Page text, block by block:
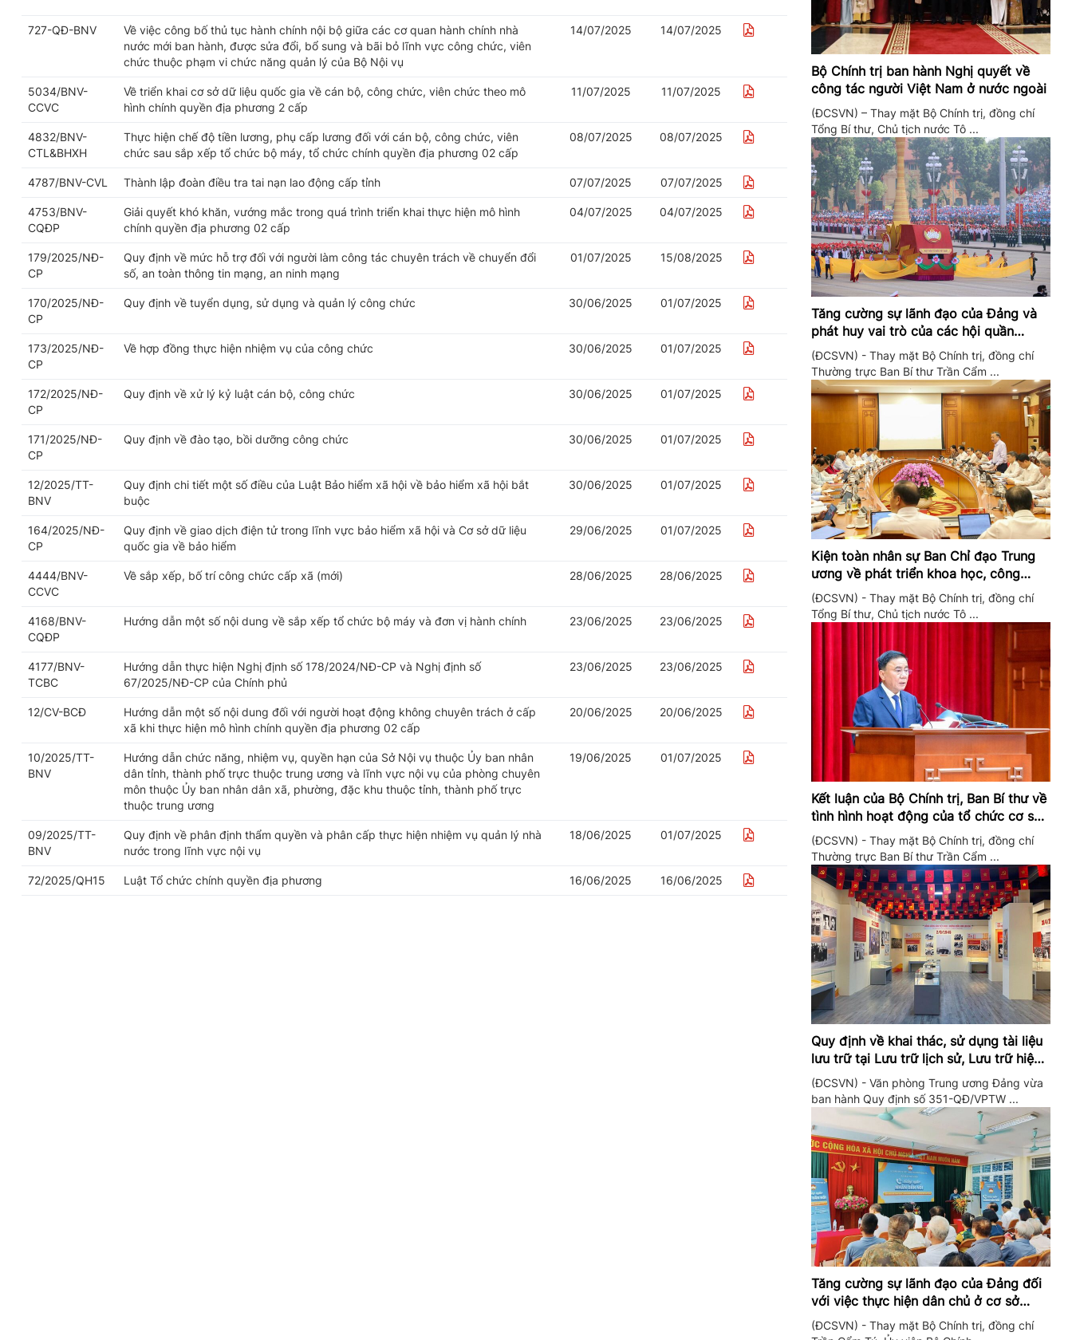
727-QĐ-BNV
Về việc công bố thủ tục hành chính nội bộ giữa các cơ quan hành chính nhà
nước mới ban hành, được sửa đổi, bổ sung và bãi bỏ lĩnh vực công chức, viên
chức thuộc phạm vi chức năng quản lý của Bộ Nội vụ
14/07/2025 14/07/2025
5034/BNV-
CCVC
Về triển khai cơ sở dữ liệu quốc gia về cán bộ, công chức, viên chức theo mô
hình chính quyền địa phương 2 cấp
11/07/2025 11/07/2025
4832/BNV-
CTL&BHXH
Thực hiện chế độ tiền lương, phụ cấp lương đối với cán bộ, công chức, viên
chức sau sắp xếp tổ chức bộ máy, tổ chức chính quyền địa phương 02 cấp
08/07/2025 08/07/2025
4787/BNV-CVL Thành lập đoàn điều tra tai nạn lao động cấp tỉnh 07/07/2025 07/07/2025
4753/BNV-
CQĐP
Giải quyết khó khăn, vướng mắc trong quá trình triển khai thực hiện mô hình
chính quyền địa phương 02 cấp
04/07/2025 04/07/2025
179/2025/NĐ-
CP
Quy định về mức hỗ trợ đối với người làm công tác chuyên trách về chuyển đổi
số, an toàn thông tin mạng, an ninh mạng
01/07/2025 15/08/2025
170/2025/NĐ-
CP
Quy định về tuyển dụng, sử dụng và quản lý công chức 30/06/2025 01/07/2025
173/2025/NĐ-
CP
Về hợp đồng thực hiện nhiệm vụ của công chức 30/06/2025 01/07/2025
172/2025/NĐ-
CP
Quy định về xử lý kỷ luật cán bộ, công chức 30/06/2025 01/07/2025
171/2025/NĐ-
CP
Quy định về đào tạo, bồi dưỡng công chức 30/06/2025 01/07/2025
12/2025/TT-
BNV
Quy định chi tiết một số điều của Luật Bảo hiểm xã hội về bảo hiểm xã hội bắt
buộc
30/06/2025 01/07/2025
164/2025/NĐ-
CP
Quy định về giao dịch điện tử trong lĩnh vực bảo hiểm xã hội và Cơ sở dữ liệu
quốc gia về bảo hiểm
29/06/2025 01/07/2025
4444/BNV-
CCVC
Về sắp xếp, bố trí công chức cấp xã (mới) 28/06/2025 28/06/2025
4168/BNV-
CQĐP
Hướng dẫn một số nội dung về sắp xếp tổ chức bộ máy và đơn vị hành chính 23/06/2025 23/06/2025
4177/BNV-
TCBC
Hướng dẫn thực hiện Nghị định số 178/2024/NĐ-CP và Nghị định số
67/2025/NĐ-CP của Chính phủ
23/06/2025 23/06/2025
12/CV-BCĐ
Hướng dẫn một số nội dung đối với người hoạt động không chuyên trách ở cấp
xã khi thực hiện mô hình chính quyền địa phương 02 cấp
20/06/2025 20/06/2025
10/2025/TT-
BNV
Hướng dẫn chức năng, nhiệm vụ, quyền hạn của Sở Nội vụ thuộc Ủy ban nhân
dân tỉnh, thành phố trực thuộc trung ương và lĩnh vực nội vụ của phòng chuyên
môn thuộc Ủy ban nhân dân xã, phường, đặc khu thuộc tỉnh, thành phố trực
thuộc trung ương
19/06/2025 01/07/2025
09/2025/TT-
BNV
Quy định về phân định thẩm quyền và phân cấp thực hiện nhiệm vụ quản lý nhà
nước trong lĩnh vực nội vụ
18/06/2025 01/07/2025
72/2025/QH15 Luật Tổ chức chính quyền địa phương 16/06/2025 16/06/2025
Bộ Chính trị ban hành Nghị quyết về
công tác người Việt Nam ở nước ngoài
(ĐCSVN) – Thay mặt Bộ Chính trị, đồng chí
Tổng Bí thư, Chủ tịch nước Tô ...
Tăng cường sự lãnh đạo của Đảng và
phát huy vai trò của các hội quần
chúng trong giai đoạn phát triển mới
(ĐCSVN) - Thay mặt Bộ Chính trị, đồng chí
Thường trực Ban Bí thư Trần Cẩm ...
Kiện toàn nhân sự Ban Chỉ đạo Trung
ương về phát triển khoa học, công
nghệ, đổi mới sáng tạo và chuyển đổi
số
(ĐCSVN) - Thay mặt Bộ Chính trị, đồng chí
Tổng Bí thư, Chủ tịch nước Tô ...
Kết luận của Bộ Chính trị, Ban Bí thư về
tình hình hoạt động của tổ chức cơ sở
đảng trong quý II/2026
(ĐCSVN) - Thay mặt Bộ Chính trị, đồng chí
Thường trực Ban Bí thư Trần Cẩm ...
Quy định về khai thác, sử dụng tài liệu
lưu trữ tại Lưu trữ lịch sử, Lưu trữ hiện
hành của Trung ương Đảng và Văn
phòng Trung ương Đảng
(ĐCSVN) - Văn phòng Trung ương Đảng vừa
ban hành Quy định số 351-QĐ/VPTW ...
Tăng cường sự lãnh đạo của Đảng đối
với việc thực hiện dân chủ ở cơ sở
trong giai đoạn mới
(ĐCSVN) - Thay mặt Bộ Chính trị, đồng chí